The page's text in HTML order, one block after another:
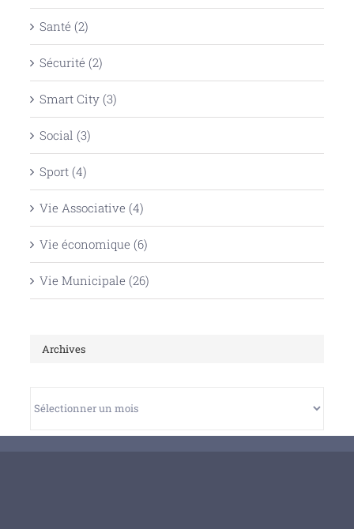
Santé (2)
Sécurité (2)
Smart City (3)
Social (3)
Sport (4)
Vie Associative (4)
Vie économique (6)
Vie Municipale (26)
Archives